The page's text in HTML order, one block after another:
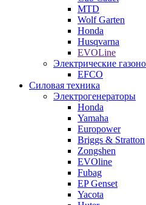
MTD
Wolf Garten
Honda
Husqvarna
EVOLine
Электрические
EFCO
Силовая техника
Электрогенераторы
Honda
Yamaha
Europower
Briggs & Stratton
Zongshen
EVOline
Fubag
EP Genset
Yacota